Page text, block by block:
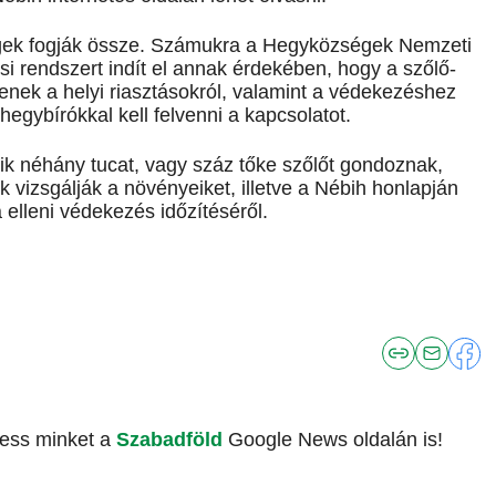
fogják össze. Számukra a Hegyközségek Nemzeti
rendszert indít el annak érdekében, hogy a szőlő-
a helyi riasztásokról, valamint a védekezéshez
kell felvenni a kapcsolatot.
néhány tucat, vagy száz tőke szőlőt gondoznak,
vizsgálják a növényeiket, illetve a Nébih honlapján
védekezés időzítéséről.
minket a Szabadföld Google News oldalán is!